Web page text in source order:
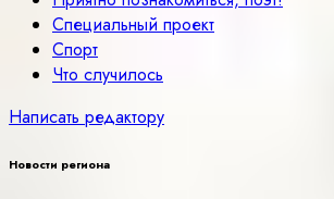
Специальный проект
Спорт
Что случилось
Написать редактору
Новости региона